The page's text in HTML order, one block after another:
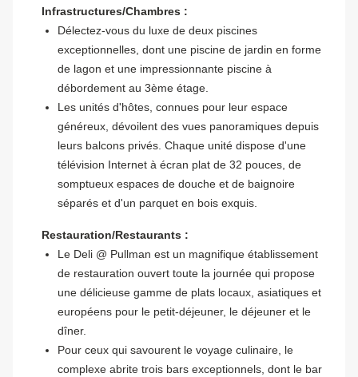
Infrastructures/Chambres :
Délectez-vous du luxe de deux piscines
exceptionnelles, dont une piscine de jardin en forme
de lagon et une impressionnante piscine à
débordement au 3ème étage.
Les unités d'hôtes, connues pour leur espace
généreux, dévoilent des vues panoramiques depuis
leurs balcons privés. Chaque unité dispose d'une
télévision Internet à écran plat de 32 pouces, de
somptueux espaces de douche et de baignoire
séparés et d'un parquet en bois exquis.
Restauration/Restaurants :
Le Deli @ Pullman est un magnifique établissement
de restauration ouvert toute la journée qui propose
une délicieuse gamme de plats locaux, asiatiques et
européens pour le petit-déjeuner, le déjeuner et le
dîner.
Pour ceux qui savourent le voyage culinaire, le
complexe abrite trois bars exceptionnels, dont le bar